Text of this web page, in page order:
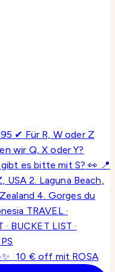
10 € off mit ROSA